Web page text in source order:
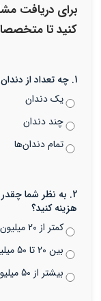
برای دریافت
کنید تا
1. چه تعداد از دندان‌های شما نیاز به ایمپلنت دارند؟
یک دندان
چند دندان
تمام دندان‌ها
2. به نظر شما
هزینه کنید؟
کمتر از 20 میلیون تومان
بین 20 تا 50 میلیون تومان
بیشتر از 50 میلیون تومان